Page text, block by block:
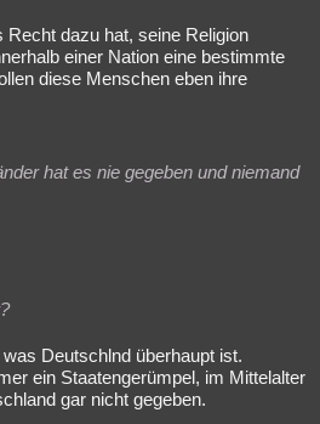
dazu hat, seine Religion
einer Nation eine bestimmte
diese Menschen eben ihre
hat es nie gegeben und niemand
Deutschlnd überhaupt ist.
ein Staatengerümpel, im Mittelalter
gar nicht gegeben.